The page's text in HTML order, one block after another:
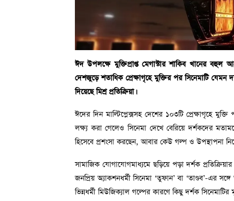
ঈদ উপলক্ষে মুক্তিপ্রাপ্ত মেগাস্টার শাকিব খানের বহুল
দেশজুড়ে শতাধিক প্রেক্ষাগৃহে মুক্তির পর সিনেমাটি যেমন
দিয়েছে মিশ্র প্রতিক্রিয়া।
ঈদের দিন মাল্টিপ্লেক্সসহ দেশের ১০৩টি প্রেক্ষাগৃহে
লক্ষ্য করা গেলেও সিনেমা দেখে বেরিয়ে দর্শকদের
হিসেবে প্রশংসা করছেন, আবার কেউ গল্প ও উপস্থাপনা
সামাজিক যোগাযোগমাধ্যমে ছড়িয়ে পড়া দর্শক
জনপ্রিয় অ্যাকশনধর্মী সিনেমা ‘তুফান’ বা ‘তাণ্ডব’-এর
ভিন্নধর্মী মিউজিক্যাল গল্পের কারণে কিছু দর্শক